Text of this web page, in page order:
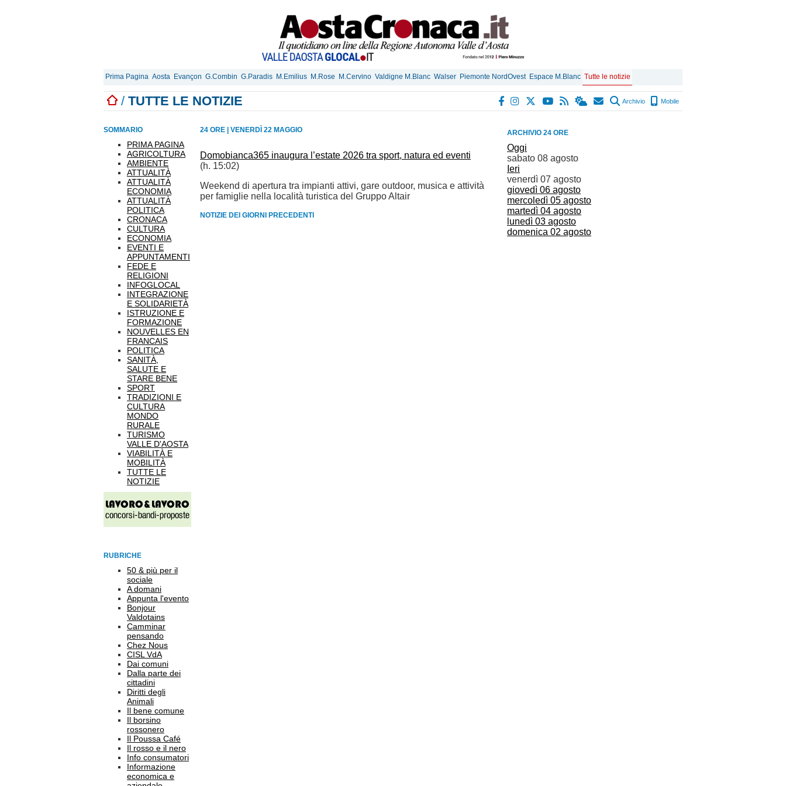
Prima Pagina Aosta Evançon G.Combin G.Paradis M.Emilius M.Rose M.Cervino Valdigne M.Blanc Walser Piemonte NordOvest Espace M.Blanc Tutte le notizie
/ TUTTE LE NOTIZIE Archivio Mobile
ARCHIVIO 24 ORE
Oggi
sabato 08 agosto
Ieri
venerdì 07 agosto
giovedì 06 agosto
mercoledì 05 agosto
martedì 04 agosto
lunedì 03 agosto
domenica 02 agosto
SOMMARIO
PRIMA PAGINA
AGRICOLTURA
AMBIENTE
ATTUALITÀ
ATTUALITÀ
ECONOMIA
ATTUALITÀ
POLITICA
CRONACA
CULTURA
ECONOMIA
EVENTI E
APPUNTAMENTI
FEDE E
RELIGIONI
INFOGLOCAL
INTEGRAZIONE
E SOLIDARIETÀ
ISTRUZIONE E
FORMAZIONE
NOUVELLES EN
FRANCAIS
POLITICA
SANITÀ,
SALUTE E
STARE BENE
SPORT
TRADIZIONI E
CULTURA
MONDO
RURALE
TURISMO
VALLE D'AOSTA
VIABILITÀ E
MOBILITÀ
TUTTE LE
NOTIZIE
RUBRICHE
50 & più per il
sociale
A domani
Appunta l'evento
Bonjour
Valdotains
Camminar
pensando
Chez Nous
CISL VdA
Dai comuni
Dalla parte dei
cittadini
Diritti degli
Animali
Il bene comune
Il borsino
rossonero
Il Poussa Café
Il rosso e il nero
Info consumatori
Informazione
economica e
24 ORE VENERDÌ 22 MAGGIO
Domobianca365 inaugura l’estate 2026 tra sport, natura ed eventi
(h. 15:02)
Weekend di apertura tra impianti attivi, gare outdoor, musica e attività
per famiglie nella località turistica del Gruppo Altair
NOTIZIE DEI GIORNI PRECEDENTI